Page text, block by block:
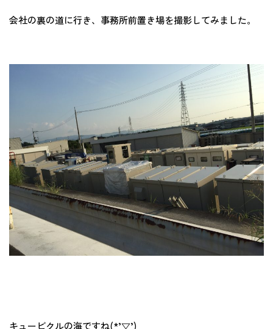
会社の裏の道に行き、事務所前置き場を撮影してみました。
キュービクルの海ですね(*’▽’)